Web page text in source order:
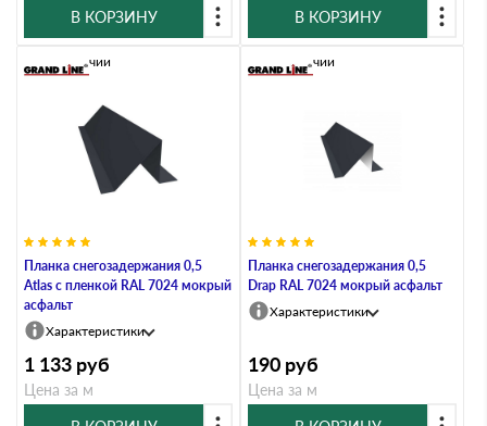
В КОРЗИНУ
В КОРЗИНУ
Планка снегозадержания 0,5
Atlas с пленкой RAL 7024 мокрый
асфальт
В наличии
Характеристики
1 133 руб
Цена за м
Планка снегозадержания 0,5
Drap RAL 7024 мокрый асфальт
В наличии
Характеристики
190 руб
Цена за м